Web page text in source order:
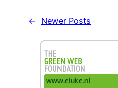
← Newer Posts